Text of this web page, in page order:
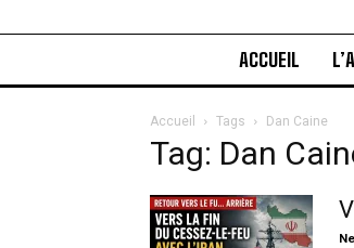
ACCUEIL
Accueil Tags Dan Caine
Tag: Dan